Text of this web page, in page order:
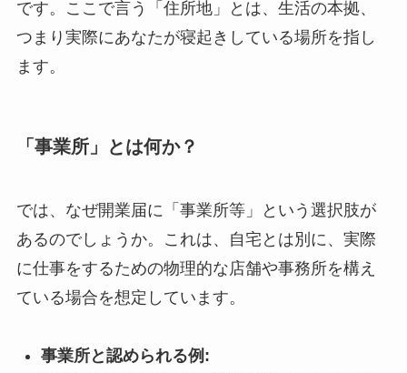
です。ここで言う「住所地」とは、生活の本拠、
つまり実際にあなたが寝起きしている場所を指し
ます。
「事業所」とは何か？
では、なぜ開業届に「事業所等」という選択肢が
あるのでしょうか。これは、自宅とは別に、実際
に仕事をするための物理的な店舗や事務所を構え
ている場合を想定しています。
事業所と認められる例: